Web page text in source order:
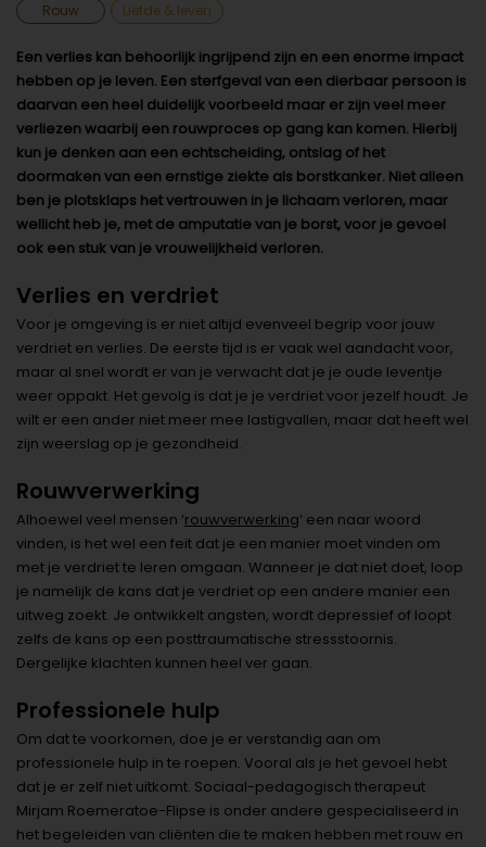
Rouw Liefde & leven
Een verlies kan behoorlijk ingrijpend zijn en een enorme impact
hebben op je leven. Een sterfgeval van een dierbaar persoon is
daarvan een heel duidelijk voorbeeld maar er zijn veel meer
verliezen waarbij een rouwproces op gang kan komen. Hierbij
kun je denken aan een echtscheiding, ontslag of het
doormaken van een ernstige ziekte als borstkanker. Niet alleen
ben je plotsklaps het vertrouwen in je lichaam verloren, maar
wellicht heb je, met de amputatie van je borst, voor je gevoel
ook een stuk van je vrouwelijkheid verloren.
Verlies en verdriet
Voor je omgeving is er niet altijd evenveel begrip voor jouw
verdriet en verlies. De eerste tijd is er vaak wel aandacht voor,
maar al snel wordt er van je verwacht dat je je oude leventje
weer oppakt. Het gevolg is dat je je verdriet voor jezelf houdt. Je
wilt er een ander niet meer mee lastigvallen, maar dat heeft wel
zijn weerslag op je gezondheid.
Rouwverwerking
Alhoewel veel mensen ‘rouwverwerking‘ een naar woord
vinden, is het wel een feit dat je een manier moet vinden om
met je verdriet te leren omgaan. Wanneer je dat niet doet, loop
je namelijk de kans dat je verdriet op een andere manier een
uitweg zoekt. Je ontwikkelt angsten, wordt depressief of loopt
zelfs de kans op een posttraumatische stressstoornis.
Dergelijke klachten kunnen heel ver gaan.
Professionele hulp
Om dat te voorkomen, doe je er verstandig aan om
professionele hulp in te roepen. Vooral als je het gevoel hebt
dat je er zelf niet uitkomt. Sociaal-pedagogisch therapeut
Mirjam Roemeratoe-Flipse is onder andere gespecialiseerd in
het begeleiden van cliënten die te maken hebben met rouw en